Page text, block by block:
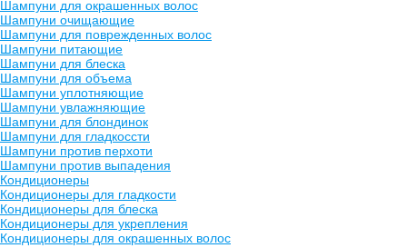
Шампуни для окрашенных волос
Шампуни очищающие
Шампуни для поврежденных волос
Шампуни питающие
Шампуни для блеска
Шампуни для объема
Шампуни уплотняющие
Шампуни увлажняющие
Шампуни для блондинок
Шампуни для гладкоссти
Шампуни против перхоти
Шампуни против выпадения
Кондиционеры
Кондиционеры для гладкости
Кондиционеры для блеска
Кондиционеры для укрепления
Кондиционеры для окрашенных волос